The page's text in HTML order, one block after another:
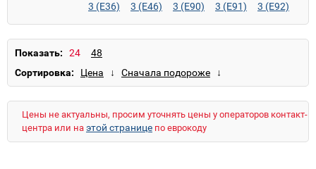
3 (E36)
3 (E46) 3 (E90) 3 (E91)
3 (E92)
5 (E28)
6 (E63)
6 (E64) 6 (F12)
8 (E31)
I3 (I01) M3 (E30)
M3 (E46)
M3 (E90) M3 (E92)
M3 (E93)
Показать:
Сортировка:
Цены не актуальны, просим уточнять цены у операторов контакт-
центра или на этой странице по еврокоду